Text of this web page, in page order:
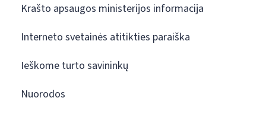
Krašto apsaugos ministerijos informacija
Interneto svetainės atitikties paraiška
Ieškome turto savininkų
Nuorodos